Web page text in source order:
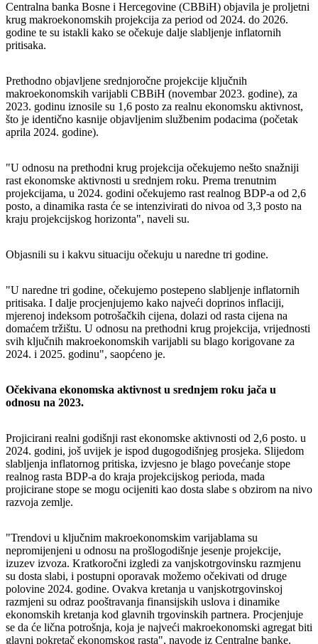
Centralna banka Bosne i Hercegovine (CBBiH) objavila je proljetni
krug makroekonomskih projekcija za period od 2024. do 2026.
godine te su istakli kako se očekuje dalje slabljenje inflatornih
pritisaka.
Prethodno objavljene srednjoročne projekcije ključnih
makroekonomskih varijabli CBBiH (novembar 2023. godine), za
2023. godinu iznosile su 1,6 posto za realnu ekonomsku aktivnost,
što je identično kasnije objavljenim službenim podacima (početak
aprila 2024. godine).
"U odnosu na prethodni krug projekcija očekujemo nešto snažniji
rast ekonomske aktivnosti u srednjem roku. Prema trenutnim
projekcijama, u 2024. godini očekujemo rast realnog BDP-a od 2,6
posto, a dinamika rasta će se intenzivirati do nivoa od 3,3 posto na
kraju projekcijskog horizonta", naveli su.
Objasnili su i kakvu situaciju očekuju u naredne tri godine.
"U naredne tri godine, očekujemo postepeno slabljenje inflatornih
pritisaka. I dalje procjenjujemo kako najveći doprinos inflaciji,
mjerenoj indeksom potrošačkih cijena, dolazi od rasta cijena na
domaćem tržištu. U odnosu na prethodni krug projekcija, vrijednosti
svih ključnih makroekonomskih varijabli su blago korigovane za
2024. i 2025. godinu", saopćeno je.
Očekivana ekonomska aktivnost u srednjem roku jača u
odnosu na 2023.
Projicirani realni godišnji rast ekonomske aktivnosti od 2,6 posto. u
2024. godini, još uvijek je ispod dugogodišnjeg prosjeka. Slijedom
slabljenja inflatornog pritiska, izvjesno je blago povećanje stope
realnog rasta BDP-a do kraja projekcijskog perioda, mada
projicirane stope se mogu ocijeniti kao dosta slabe s obzirom na nivo
razvoja zemlje.
"Trendovi u ključnim makroekonomskim varijablama su
nepromijenjeni u odnosu na prošlogodišnje jesenje projekcije,
izuzev izvoza. Kratkoročni izgledi za vanjskotrgovinsku razmjenu
su dosta slabi, i postupni oporavak možemo očekivati od druge
polovine 2024. godine. Ovakva kretanja u vanjskotrgovinskoj
razmjeni su odraz pooštravanja finansijskih uslova i dinamike
ekonomskih kretanja kod glavnih trgovinskih partnera. Procjenjuje
se da će lična potrošnja, koja je najveći makroekonomski agregat biti
glavni pokretač ekonomskog rasta", navode iz Centralne banke.